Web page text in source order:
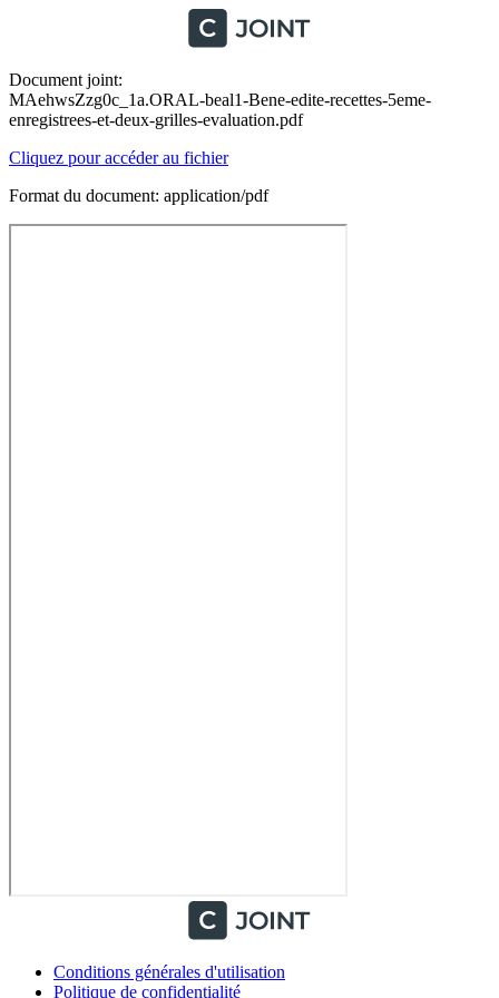
Document joint:
MAehwsZzg0c_1a.ORAL-beal1-Bene-edite-recettes-5eme-
enregistrees-et-deux-grilles-evaluation.pdf
Cliquez pour accéder au fichier
Format du document: application/pdf
Conditions générales d'utilisation
Politique de confidentialité